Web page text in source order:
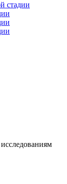
стадии